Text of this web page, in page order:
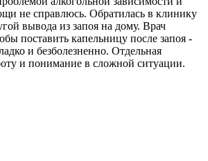
не справлюсь. Обратилась в клинику
вывода из запоя на дому. Врач
поставить капельницу после запоя -
и безболезненно. Отдельная
и понимание в сложной ситуации.